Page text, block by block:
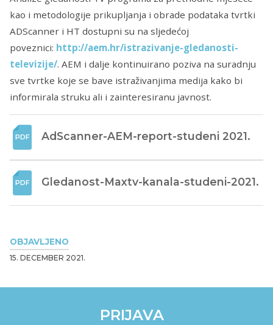
OBJAVLJENO
15. DECEMBER 2021.
kao i metodologije prikupljanja i obrade podataka tvrtki
ADScanner i HT dostupni su na sljedećoj
poveznici: http://aem.hr/istrazivanje-gledanosti-
televizije/. AEM i dalje kontinuirano poziva na suradnju
sve tvrtke koje se bave istraživanjima medija kako bi
informirala struku ali i zainteresiranu javnost.
AdScanner-AEM-report-studeni 2021.
Gledanost-Maxtv-kanala-studeni-2021.
PRIJAVA